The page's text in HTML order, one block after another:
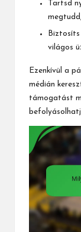
Tartsd
világos
Ezenkívül a
médián
támogatást